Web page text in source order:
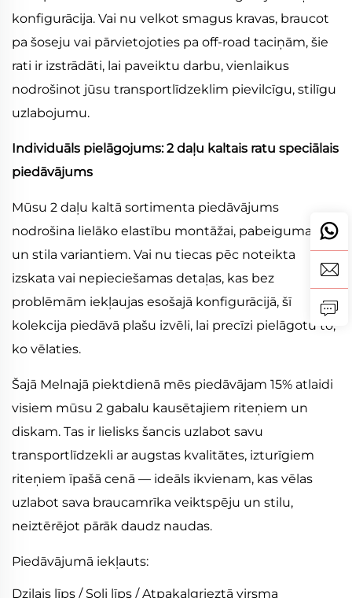
konfigurācija. Vai nu velkot smagus kravas, braucot
pa šoseju vai pārvietojoties pa off-road taciņām, šie
rati ir izstrādāti, lai paveiktu darbu, vienlaikus
nodrošinot jūsu transportlīdzeklim pievilcīgu, stilīgu
uzlabojumu.
Individuāls pielāgojums: 2 daļu kaltais ratu speciālais
piedāvājums
Mūsu 2 daļu kaltā sortimenta piedāvājums
nodrošina lielāko elastību montāžai, pabeigumam
un stila variantiem. Vai nu tiecas pēc noteikta
izskata vai nepieciešamas detaļas, kas bez
problēmām iekļaujas esošajā konfigurācijā, šī
kolekcija piedāvā plašu izvēli, lai precīzi pielāgotu to,
ko vēlaties.
Šajā Melnajā piektdienā mēs piedāvājam 15% atlaidi
visiem mūsu 2 gabalu kausētajiem riteņiem un
diskam. Tas ir lielisks šancis uzlabot savu
transportlīdzekli ar augstas kvalitātes, izturīgiem
riteņiem īpašā cenā — ideāls ikvienam, kas vēlas
uzlabot sava braucamrīka veiktspēju un stilu,
neiztērējot pārāk daudz naudas.
Piedāvājumā iekļauts:
Dziļais līps / Soli līps / Atpakaļgrieztā virsma